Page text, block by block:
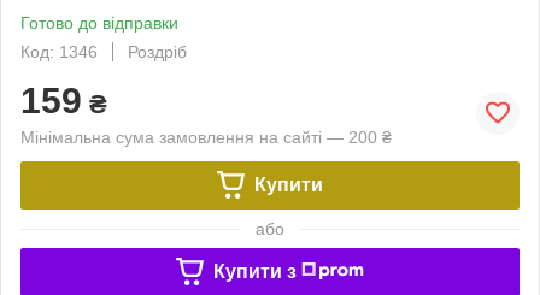
Готово до відправки
Код: 1346
Роздріб
159 ₴
Мінімальна сума замовлення на сайті — 200 ₴
Купити
або
Купити з